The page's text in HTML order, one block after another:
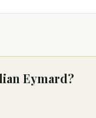
Eymard?